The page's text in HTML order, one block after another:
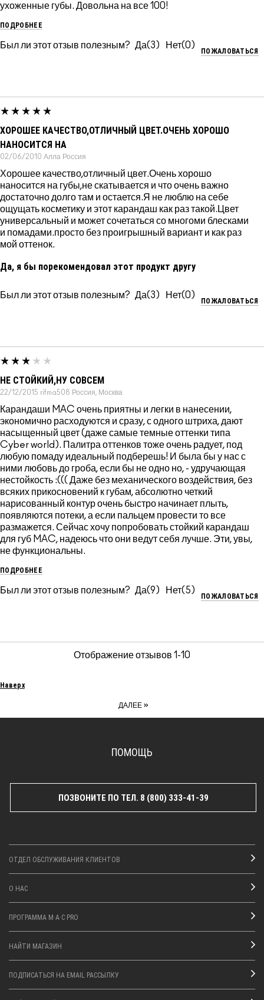
ухоженные губы. Довольна на все 100!
ПОДРОБНЕЕ
Был ли этот отзыв полезным? 3 0
ПОЖАЛОВАТЬСЯ
ХОРОШЕЕ КАЧЕСТВО,ОТЛИЧНЫЙ ЦВЕТ.ОЧЕНЬ ХОРОШО
НАНОСИТСЯ НА
02/06/2010 Алла Россия
Хорошее качество,отличный цвет.Очень хорошо
наносится на губы,не скатывается и что очень важно
достаточно долго там и остается.Я не люблю на себе
ощущать косметику и этот карандаш как раз такой.Цвет
универсальный и может сочетаться со многоми блесками
и помадами.просто без проигрышный вариант и как раз
мой оттенок.
Да, я бы порекомендовал этот продукт другу
Был ли этот отзыв полезным? 3 0
ПОЖАЛОВАТЬСЯ
НЕ СТОЙКИЙ,НУ СОВСЕМ
22/12/2015 rifma508 Россия, Москва
Карандаши MAC очень приятны и легки в нанесении,
экономично расходуются и сразу, с одного штриха, дают
насыщенный цвет (даже самые темные оттенки типа
Cyber world). Палитра оттенков тоже очень радует, под
любую помаду идеальный подберешь! И была бы у нас с
ними любовь до гроба, если бы не одно но, - удручающая
нестойкость :((( Даже без механического воздействия, без
всяких прикосновений к губам, абсолютно четкий
нарисованный контур очень быстро начинает плыть,
появляются потеки, а если пальцем провести то все
размажется. Сейчас хочу попробовать стойкий карандаш
для губ MAC, надеюсь что они ведут себя лучше. Эти, увы,
не функциональны.
ПОДРОБНЕЕ
Был ли этот отзыв полезным? 9 5
ПОЖАЛОВАТЬСЯ
Отображение отзывов 1-10
Наверх
ДАЛЕЕ »
ПОМОЩЬ
ПОЗВОНИТЕ ПО ТЕЛ. 8 (800) 333-41-39
ОТДЕЛ ОБСЛУЖИВАНИЯ КЛИЕНТОВ
О НАС
ПРОГРАММА M·A·C PRO
НАЙТИ МАГАЗИН
ПОДПИСАТЬСЯ НА EMAIL РАССЫЛКУ